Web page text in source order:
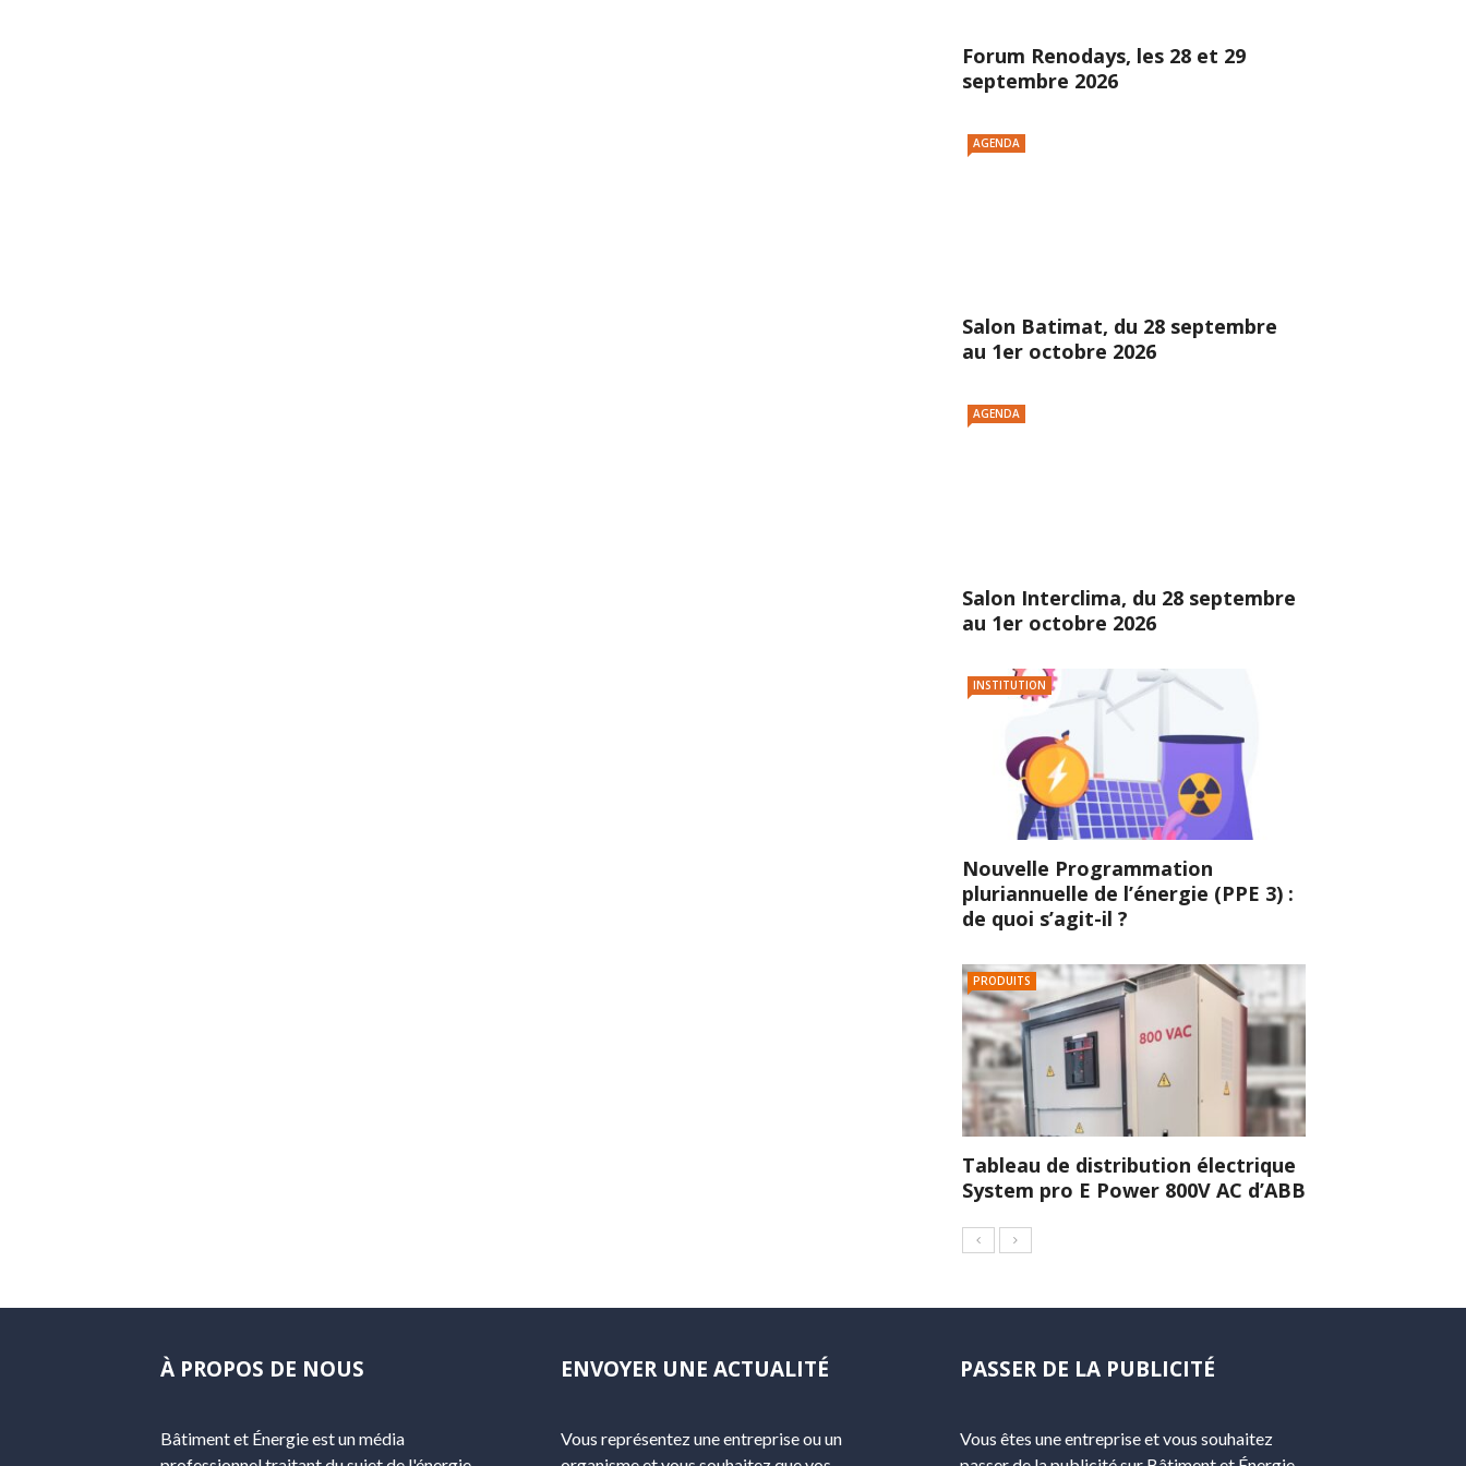
Forum Renodays, les 28 et 29
septembre 2026
AGENDA
Salon Batimat, du 28 septembre
au 1er octobre 2026
AGENDA
Salon Interclima, du 28 septembre
au 1er octobre 2026
INSTITUTION
Nouvelle Programmation
pluriannuelle de l’énergie (PPE 3) :
de quoi s’agit-il ?
PRODUITS
Tableau de distribution électrique
System pro E Power 800V AC d’ABB
À PROPOS DE NOUS
Bâtiment et Énergie est un média
ENVOYER UNE ACTUALITÉ
Vous représentez une entreprise ou un
PASSER DE LA PUBLICITÉ
Vous êtes une entreprise et vous souhaitez